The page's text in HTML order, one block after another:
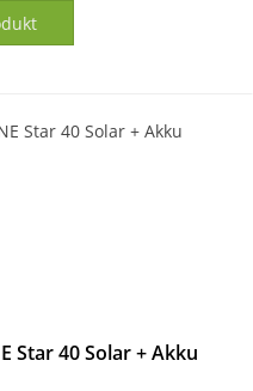
Star 40 Solar + Akku